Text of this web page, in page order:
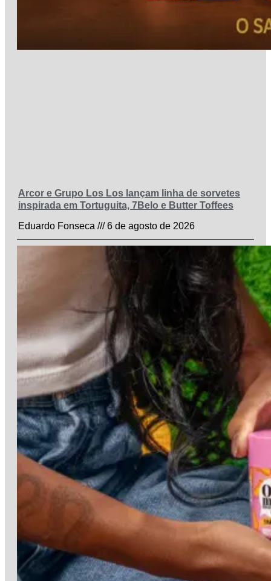
Arcor e Grupo Los Los lançam linha de sorvetes
inspirada em Tortuguita, 7Belo e Butter Toffees
Eduardo Fonseca
6 de agosto de 2026